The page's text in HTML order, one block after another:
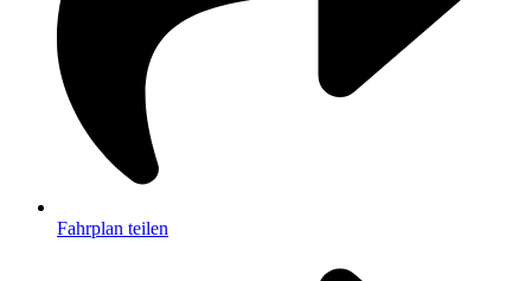
Fahrplan teilen